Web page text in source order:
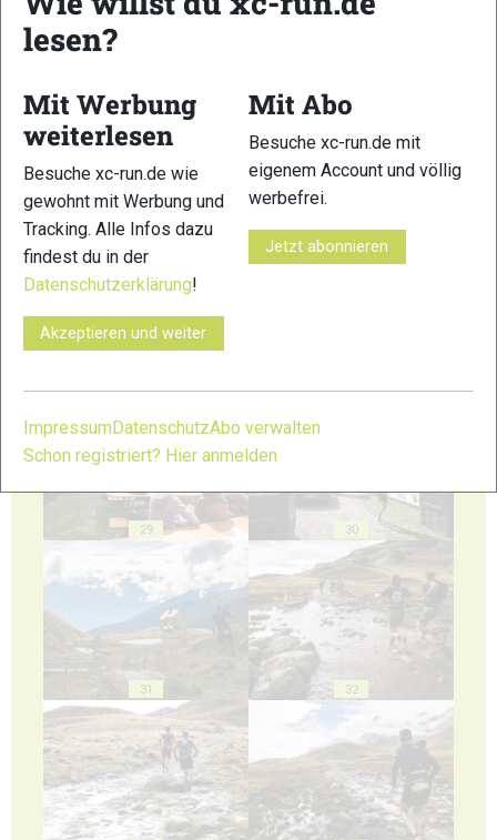
25
29 30
31 32
lesen?
Mit Werbung
weiterlesen
Besuche xc-run.de wie
gewohnt mit Werbung und
Tracking. Alle Infos dazu
findest du in der
Datenschutzerklärung!
Akzeptieren und weiter
Mit Abo
Besuche xc-run.de mit
eigenem Account und völlig
werbefrei.
Jetzt abonnieren
ImpressumDatenschutzAbo verwalten
Schon registriert? Hier anmelden